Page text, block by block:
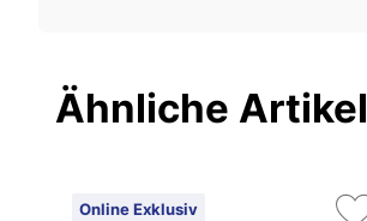
Ähnliche Artikel
Online Exklusiv